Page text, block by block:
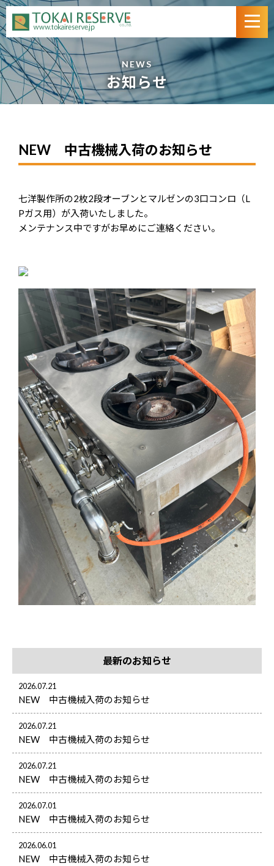
NEWS
お知らせ
NEW 中古機械入荷のお知らせ
七洋製作所の2枚2段オーブンとマルゼンの3口コンロ（L
Pガス用）が入荷いたしました。
メンテナンス中ですがお早めにご連絡ください。
最新のお知らせ
2026.07.21
NEW 中古機械入荷のお知らせ
2026.07.21
NEW 中古機械入荷のお知らせ
2026.07.21
NEW 中古機械入荷のお知らせ
2026.07.01
NEW 中古機械入荷のお知らせ
2026.06.01
NEW 中古機械入荷のお知らせ